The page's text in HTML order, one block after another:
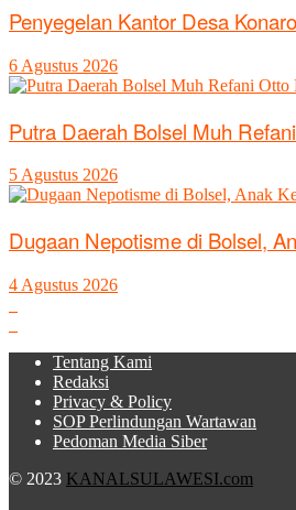
Penyegelan Kantor Desa
6 Agustus 2026
Putra Daerah Bolsel Muh
5 Agustus 2026
Dugaan Nepotisme di Bolsel,
4 Agustus 2026
Tentang Kami
Redaksi
Privacy & Policy
SOP Perlindungan Wartawan
Pedoman Media Siber
© 2023 KANALSULAWESI.com